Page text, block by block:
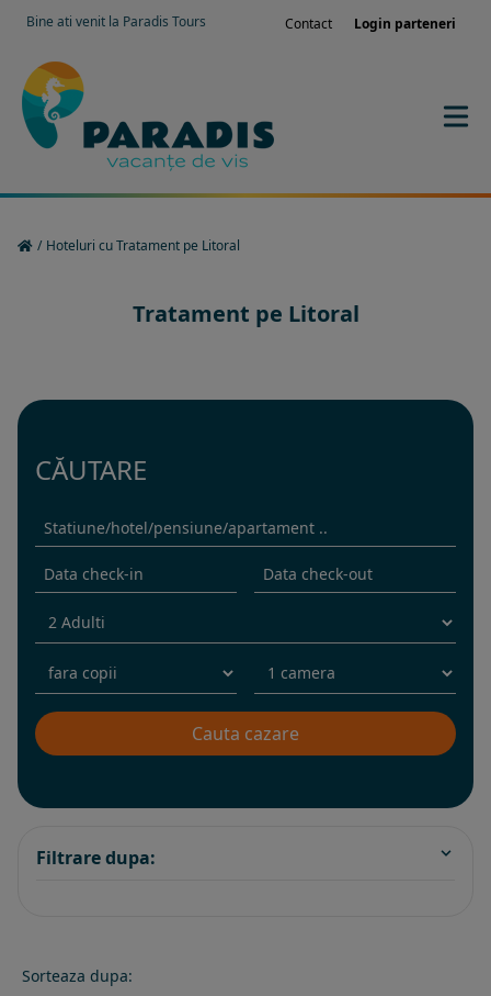
Bine ati venit la Paradis Tours Contact Login parteneri
/ Hoteluri cu Tratament pe Litoral
Tratament pe Litoral
CĂUTARE
Filtrare dupa:
Sorteaza dupa: